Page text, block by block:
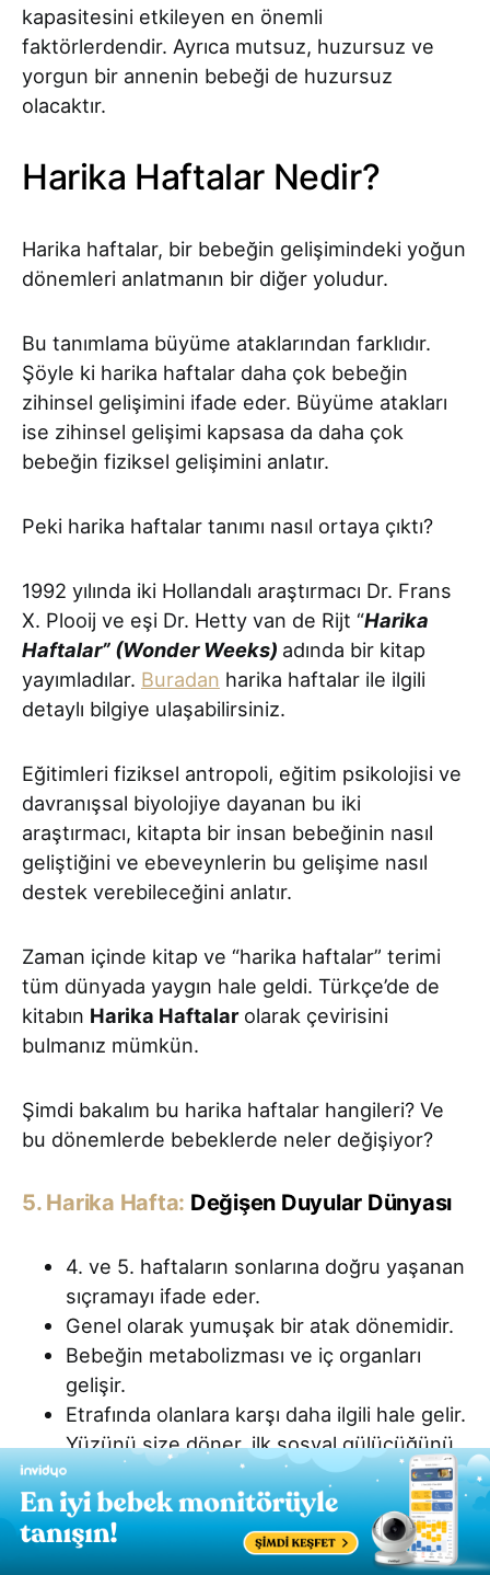
kapasitesini etkileyen en önemli
faktörlerdendir. Ayrıca mutsuz, huzursuz ve
yorgun bir annenin bebeği de huzursuz
olacaktır.
Harika Haftalar Nedir?
Harika haftalar, bir bebeğin gelişimindeki yoğun
dönemleri anlatmanın bir diğer yoludur.
Bu tanımlama büyüme ataklarından farklıdır.
Şöyle ki harika haftalar daha çok bebeğin
zihinsel gelişimini ifade eder. Büyüme atakları
ise zihinsel gelişimi kapsasa da daha çok
bebeğin fiziksel gelişimini anlatır.
Peki harika haftalar tanımı nasıl ortaya çıktı?
1992 yılında iki Hollandalı araştırmacı Dr. Frans
X. Plooij ve eşi Dr. Hetty van de Rijt “Harika
Haftalar” (Wonder Weeks) adında bir kitap
yayımladılar. Buradan harika haftalar ile ilgili
detaylı bilgiye ulaşabilirsiniz.
Eğitimleri fiziksel antropoli, eğitim psikolojisi ve
davranışsal biyolojiye dayanan bu iki
araştırmacı, kitapta bir insan bebeğinin nasıl
geliştiğini ve ebeveynlerin bu gelişime nasıl
destek verebileceğini anlatır.
Zaman içinde kitap ve “harika haftalar” terimi
tüm dünyada yaygın hale geldi. Türkçe’de de
kitabın Harika Haftalarolarak çevirisini
bulmanız mümkün.
Şimdi bakalım bu harika haftalar hangileri? Ve
bu dönemlerde bebeklerde neler değişiyor?
5. Harika Hafta: Değişen Duyular Dünyası
4. ve 5. haftaların sonlarına doğru yaşanan
sıçramayı ifade eder.
Genel olarak yumuşak bir atak dönemidir.
Bebeğin metabolizması ve iç organları
gelişir.
Etrafında olanlara karşı daha ilgili hale gelir.
Yüzünü size döner, ilk sosyal gülücüğünü
atar.
Bebeğin duyuları doğumdan sonraki en
hassas haline ulaşır.